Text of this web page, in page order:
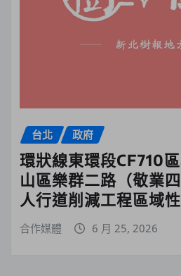
台北 政府
環狀線東環段CF710
山區樂群二路（敬業
人行道削減工程區域
合作媒體 6 月 25, 2026